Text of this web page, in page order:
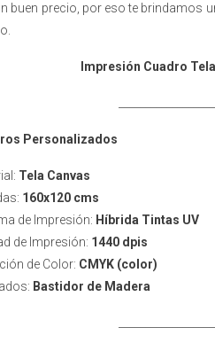
buen precio, por eso te brindamos
Impresión Cuadro
Personalizados
Tela Canvas
160x120 cms
de Impresión: Híbrida Tintas UV
de Impresión: 1440 dpis
de Color: CMYK (color)
Bastidor de Madera